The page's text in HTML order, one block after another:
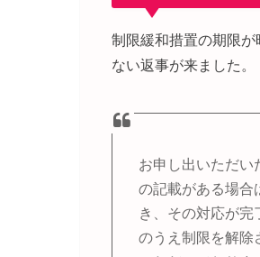
制限緩和措置の期限
ない返事が来ました。
お申し出いただい
の記載がある場合
き、その対応が
のうえ制限を解除